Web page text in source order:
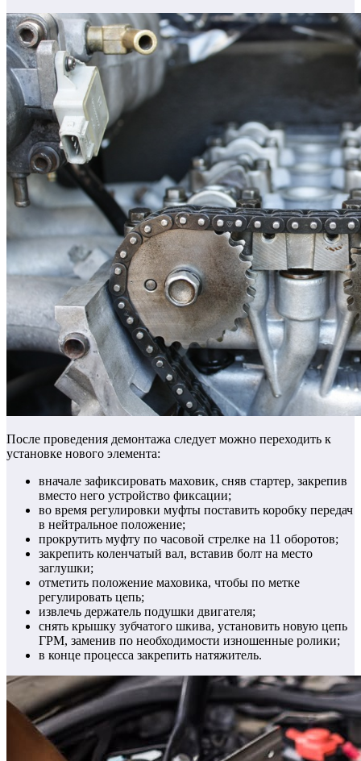
После проведения демонтажа следует можно переходить к
установке нового элемента:
вначале зафиксировать маховик, сняв стартер, закрепив
вместо него устройство фиксации;
во время регулировки муфты поставить коробку передач
в нейтральное положение;
прокрутить муфту по часовой стрелке на 11 оборотов;
закрепить коленчатый вал, вставив болт на место
заглушки;
отметить положение маховика, чтобы по метке
регулировать цепь;
извлечь держатель подушки двигателя;
снять крышку зубчатого шкива, установить новую цепь
ГРМ, заменив по необходимости изношенные ролики;
в конце процесса закрепить натяжитель.